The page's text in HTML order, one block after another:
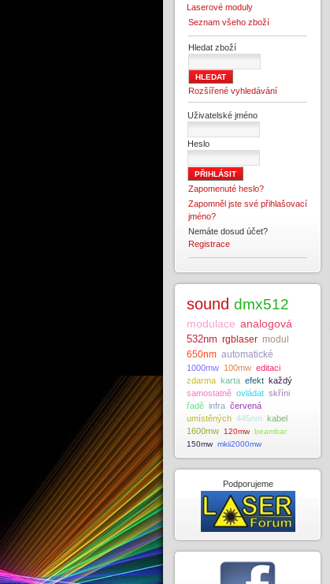
Laserové moduly
Seznam všeho zboží
Hledat zboží
Rozšířené vyhledávání
Uživatelské jméno
Heslo
Zapomenuté heslo?
Zapomněl jste své přihlašovací
jméno?
Nemáte dosud účet?
Registrace
sound dmx512
modulace analogová
532nm rgblaser modul
650nm automatické
1000mw 100mw editaci
zdarma karta efekt každý
samostatně ovládat skříni
řadě infra červená
umístěných 445nm kabel
1600mw
120mw beambar
150mw mkii2000mw
Podporujeme